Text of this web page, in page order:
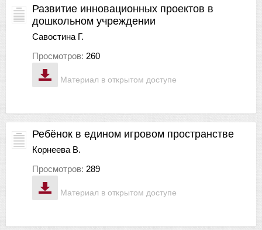
Материал в открытом доступе
Развитие инновационных проектов в
дошкольном учреждении
Савостина Г.
Просмотров: 260
Материал в открытом доступе
Ребёнок в едином игровом пространстве
Корнеева В.
Просмотров: 289